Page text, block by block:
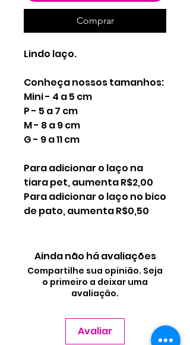
Comprar
Lindo laço.
Conheça nossos tamanhos:
Mini - 4 a 5 cm
P - 5 a 7 cm
M - 8 a 9 cm
G - 9 a 11 cm
Para adicionar o laço na
tiara pet, aumenta R$2,00
Para adicionar o laço no bico
de pato, aumenta R$0,50
Ainda não há avaliações
Compartilhe sua opinião. Seja
o primeiro a deixar uma
avaliação.
Avaliar